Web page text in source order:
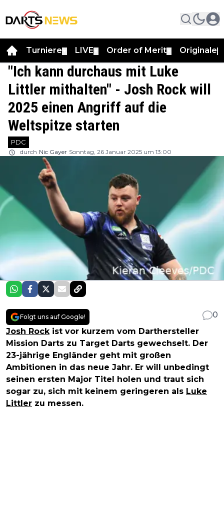
Turniere LIVE Order of Merit Originale
"Ich kann durchaus mit Luke
Littler mithalten" - Josh Rock will
2025 einen Angriff auf die
Weltspitze starten
PDC
durch Nic Gayer Sonntag, 26 Januar 2025 um 13:00
Folgt uns auf Google!
0
Josh Rockist vor kurzem vom Darthersteller
Mission Darts zu Target Darts gewechselt. Der
23-jährige Engländer geht mit großen
Ambitionen in das neue Jahr. Er will unbedingt
seinen ersten Major Titel holen und traut sich
sogar zu, sich mit keinem geringeren als Luke
Littler zu messen.